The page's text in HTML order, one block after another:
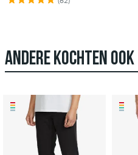
ANDERE KOCHTEN OOK